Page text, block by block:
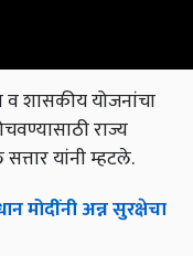
व शासकीय योजनांचा
राज्य
यांनी म्हटले.
मोदींनीअन्नसुरक्षेचा